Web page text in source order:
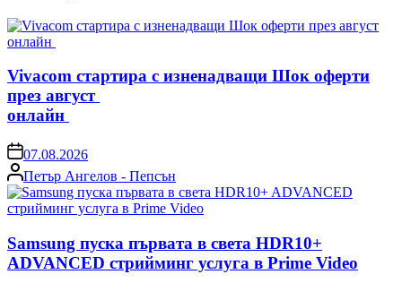
Vivacom стартира с изненадващи Шок оферти
през август
онлайн
on07.08.2026
Posted
by
Петър Ангелов - Пепсън
Samsung пуска първата в света HDR10+
ADVANCED стрийминг услуга в Prime Video